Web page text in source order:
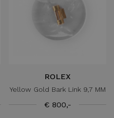
ROLEX
Yellow Gold Bark Link 9,7 MM
€ 800,-